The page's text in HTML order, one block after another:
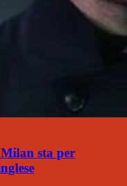
sta per